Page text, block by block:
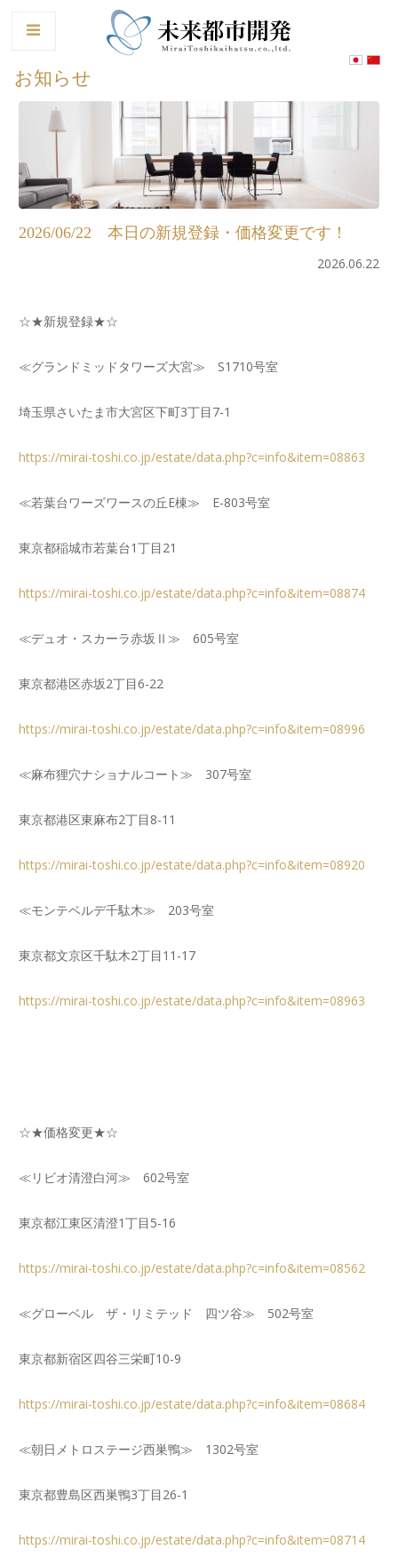
お知らせ
2026/06/22 本日の新規登録・価格変更です！
2026.06.22
☆★新規登録★☆
≪グランドミッドタワーズ大宮≫ S1710号室
埼玉県さいたま市大宮区下町3丁目7-1
https://mirai-toshi.co.jp/estate/data.php?c=info&item=08863
≪若葉台ワーズワースの丘E棟≫ E-803号室
東京都稲城市若葉台1丁目21
https://mirai-toshi.co.jp/estate/data.php?c=info&item=08874
≪デュオ・スカーラ赤坂Ⅱ≫ 605号室
東京都港区赤坂2丁目6-22
https://mirai-toshi.co.jp/estate/data.php?c=info&item=08996
≪麻布狸穴ナショナルコート≫ 307号室
東京都港区東麻布2丁目8-11
https://mirai-toshi.co.jp/estate/data.php?c=info&item=08920
≪モンテベルデ千駄木≫ 203号室
東京都文京区千駄木2丁目11-17
https://mirai-toshi.co.jp/estate/data.php?c=info&item=08963
☆★価格変更★☆
≪リビオ清澄白河≫ 602号室
東京都江東区清澄1丁目5-16
https://mirai-toshi.co.jp/estate/data.php?c=info&item=08562
≪グローベル ザ・リミテッド 四ツ谷≫ 502号室
東京都新宿区四谷三栄町10-9
https://mirai-toshi.co.jp/estate/data.php?c=info&item=08684
≪朝日メトロステージ西巣鴨≫ 1302号室
東京都豊島区西巣鴨3丁目26-1
https://mirai-toshi.co.jp/estate/data.php?c=info&item=08714